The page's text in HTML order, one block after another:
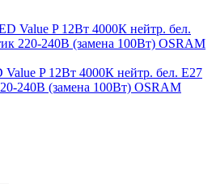
P 12Вт 4000К нейтр. бел. E27
240В (замена 100Вт) OSRAM